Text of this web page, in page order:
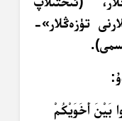
تۈزەڭلار»-
بَيْنَ أَخَوَيْكُمْ